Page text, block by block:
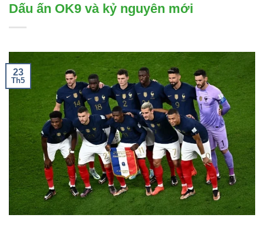
Dấu ấn OK9 và kỷ nguyên mới
23
Th5